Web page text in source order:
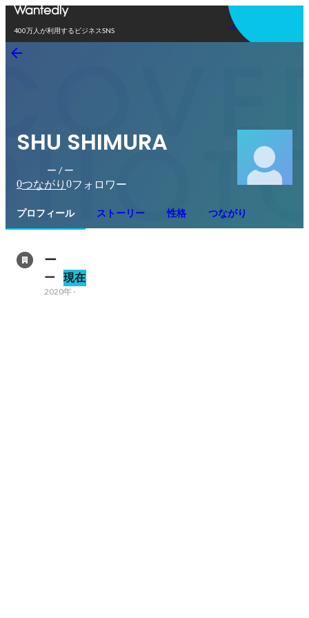
400万人が利用するビジネスSNS
アプリを使う
SHU SHIMURA
ー / ー
0つながり 0フォロワー
プロフィール ストーリー 性格 つながり
ー
ー 現在
2020年-